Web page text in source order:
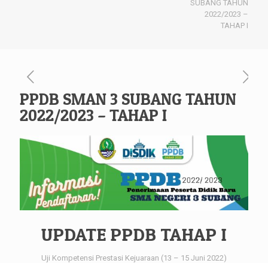
SUBANG TAHUN
2022/2023 –
TAHAP I
PPDB SMAN 3 SUBANG TAHUN
2022/2023 – TAHAP I
UPDATE PPDB TAHAP I
Uji Kompetensi Prestasi Kejuaraan (13 – 15 Juni 2022)